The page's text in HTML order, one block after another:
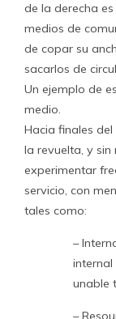
de la derecha
medios de
de copar su
sacarlos de
Un ejemplo de
medio.
Hacia finales
la revuelta, y
experimentar
servicio, con
tales como:
–
unable
–